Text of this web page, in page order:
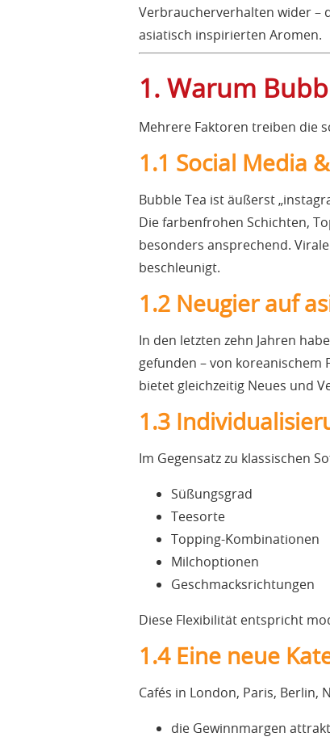
Verbraucherverhalten wider –
asiatisch inspirierten Aromen.
1. Warum
Mehrere Faktoren treiben die
1.1 Social Media
Bubble Tea ist äußerst
Die farbenfrohen Schichten,
besonders ansprechend.
beschleunigt.
1.2 Neugier auf
In den letzten zehn Jahren
gefunden – von koreanischem
bietet gleichzeitig Neues und
1.3
Im Gegensatz zu klassischen
Süßungsgrad
Teesorte
Topping-Kombinationen
Milchoptionen
Geschmacksrichtungen
Diese Flexibilität entspricht
1.4 Eine neue
Cafés in London, Paris, Berlin,
die Gewinnmargen